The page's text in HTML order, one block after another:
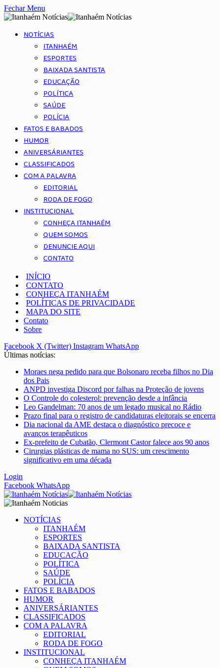
Fechar Menu
NOTÍCIAS
ITANHAÉM
ESPORTES
BAIXADA SANTISTA
EDUCAÇÃO
POLÍTICA
SAÚDE
POLÍCIA
FATOS E BABADOS
HUMOR
ANIVERSÁRIANTES
CLASSIFICADOS
COM A PALAVRA
EDITORIAL
RODA DE FOGO
INSTITUCIONAL
CONHEÇA ITANHAÉM
QUEM SOMOS
DENUNCIE AQUI
CONTATO
INÍCIO
CONTATO
CONHEÇA ITANHAÉM
POLÍTICAS DE PRIVACIDADE
MAPA DO SITE
Contato
Sobre
Facebook X (Twitter) Instagram WhatsApp
Últimas notícias:
Moraes nega pedido para que Bolsonaro receba filhos no Dia
dos Pais
ANPD investiga Discord por falhas na Proteção de jovens
O Controle do colesterol: prevenção desde a infância
Leo Gandelman: 70 anos de um legado musical no Rádio
Prazo final para o registro de candidaturas eleitorais se encerra
Dia nacional da AME destaca o diagnóstico precoce e
avanços terapêuticos
Ex-prefeito de Cubatão, Clermont Castor falece aos 90 anos
Cirurgias plásticas de mama no SUS: um crescimento
significativo em uma década
Login
Facebook WhatsApp
NOTÍCIAS
ITANHAÉM
ESPORTES
BAIXADA SANTISTA
EDUCAÇÃO
POLÍTICA
SAÚDE
POLÍCIA
FATOS E BABADOS
HUMOR
ANIVERSÁRIANTES
CLASSIFICADOS
COM A PALAVRA
EDITORIAL
RODA DE FOGO
INSTITUCIONAL
CONHEÇA ITANHAÉM